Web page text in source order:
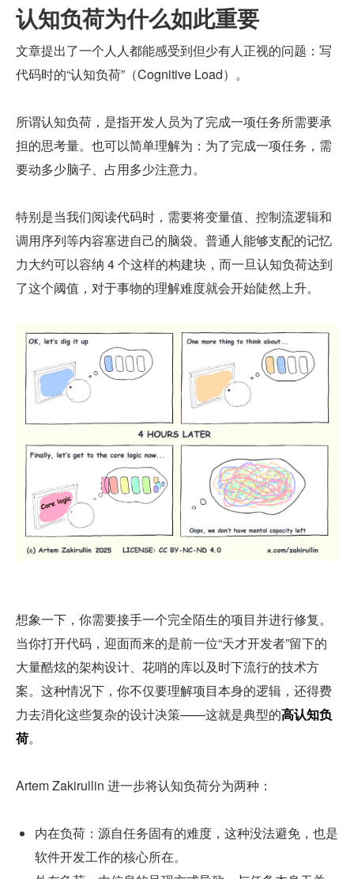
认知负荷为什么如此重要
文章提出了一个人人都能感受到但少有人正视的问题：写
代码时的“认知负荷”（Cognitive Load）。
所谓认知负荷，是指开发人员为了完成一项任务所需要承
担的思考量。也可以简单理解为：为了完成一项任务，需
要动多少脑子、占用多少注意力。
特别是当我们阅读代码时，需要将变量值、控制流逻辑和
调用序列等内容塞进自己的脑袋。普通人能够支配的记忆
力大约可以容纳 4 个这样的构建块，而一旦认知负荷达到
了这个阈值，对于事物的理解难度就会开始陡然上升。
想象一下，你需要接手一个完全陌生的项目并进行修复。
当你打开代码，迎面而来的是前一位“天才开发者”留下的
大量酷炫的架构设计、花哨的库以及时下流行的技术方
案。这种情况下，你不仅要理解项目本身的逻辑，还得费
力去消化这些复杂的设计决策——这就是典型的高认知负
荷。
Artem Zakirullin 进一步将认知负荷分为两种：
内在负荷：源自任务固有的难度，这种没法避免，也是
软件开发工作的核心所在。